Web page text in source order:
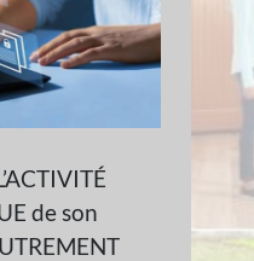
de son